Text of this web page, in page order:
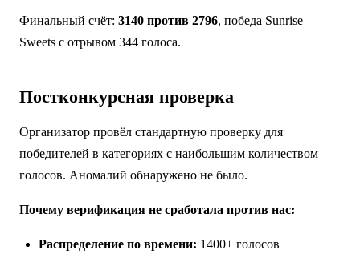
Финальный счёт: 3140 против 2796, победа Sunrise
Sweets с отрывом 344 голоса.
Постконкурсная проверка
Организатор провёл стандартную проверку для
победителей в категориях с наибольшим количеством
голосов. Аномалий обнаружено не было.
Почему верификация не сработала против нас:
Распределение по времени: 1400+ голосов